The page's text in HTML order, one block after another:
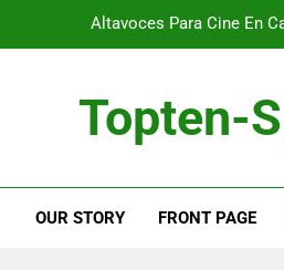
Altavoces Para Cine En
Altavoces Para Cine En
Topten-
OUR STORY FRONT PAGE